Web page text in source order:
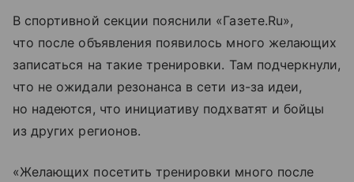
В спортивной секции пояснили «Газете.Ru»,
что после объявления появилось много желающих
записаться на такие тренировки. Там подчеркнули,
что не ожидали резонанса в сети из-за идеи,
но надеются, что инициативу подхватят и бойцы
из других регионов.
«Желающих посетить тренировки много после